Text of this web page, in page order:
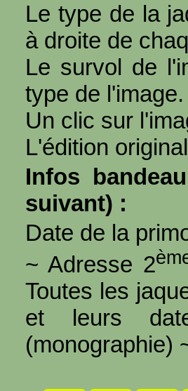
Le type de la
à droite de
Le survol de
type de l'image.
Un clic sur
L'édition
Infos
suivant) :
Date de la
~ Adresse 2
Toutes les
et leurs
(monographie)